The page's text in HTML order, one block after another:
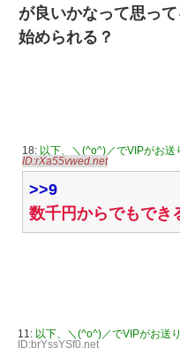
が良いかなって思っ
始められる？
18: 以下、＼(^o^)／でVIPがお送
ID:rXa55vwed.net
>>9
数千円からでもでき
11: 以下、＼(^o^)／でVIPがお送
ID:brYssYSf0.net